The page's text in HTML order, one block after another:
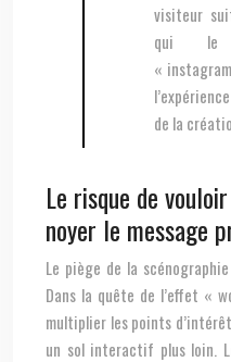
visiteur
qui le
«
de la
Le risque de
noyer le message
Le piège de la
Dans la quête de l’effet «
multiplier les points
un sol interactif plus loin.